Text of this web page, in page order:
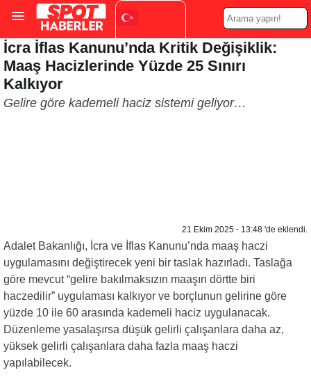
Turkish ▼
İcra İflas Kanunu’nda Kritik Değişiklik:
Maaş Hacizlerinde Yüzde 25 Sınırı
Kalkıyor
Gelire göre kademeli haciz sistemi geliyor…
21 Ekim 2025 - 13:48 'de eklendi.
Adalet Bakanlığı, İcra ve İflas Kanunu’nda maaş haczi
uygulamasını değiştirecek yeni bir taslak hazırladı. Taslağa
göre mevcut “gelire bakılmaksızın maaşın dörtte biri
haczedilir” uygulaması kalkıyor ve borçlunun gelirine göre
yüzde 10 ile 60 arasında kademeli haciz uygulanacak.
Düzenleme yasalaşırsa düşük gelirli çalışanlara daha az,
yüksek gelirli çalışanlara daha fazla maaş haczi
yapılabilecek.